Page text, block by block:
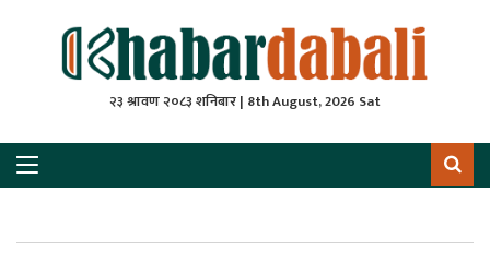
२३ श्रावण २०८३ शनिबार | 8th August, 2026 Sat